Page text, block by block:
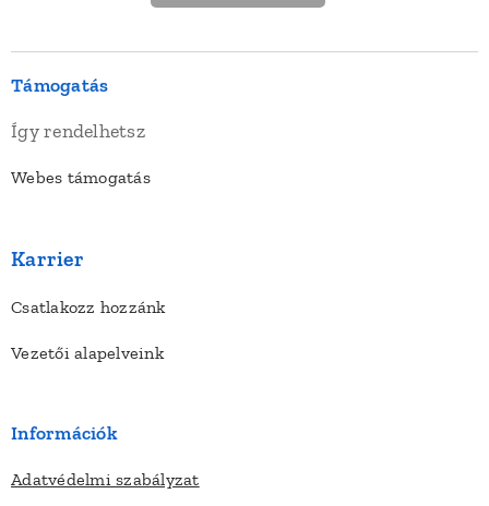
Támogatás
Így rendelhetsz
Webes támogatás
Karrier
Csatlakozz hozzánk
Vezetői alapelveink
Információk
Adatvédelmi szabályzat